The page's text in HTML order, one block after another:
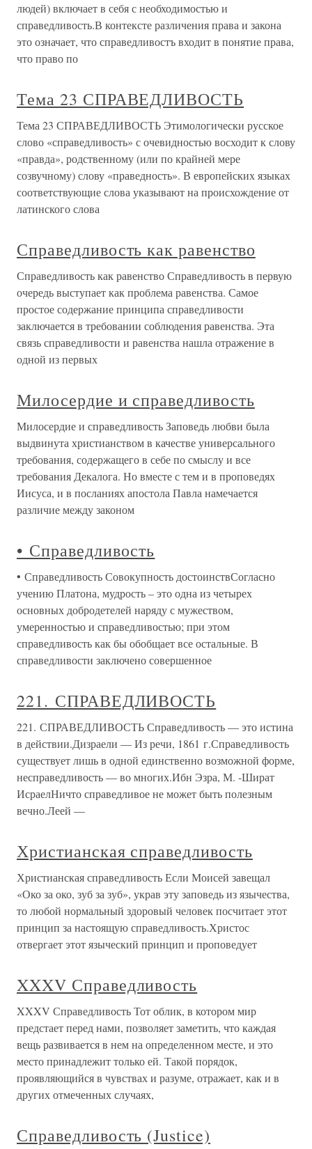
людей) включает в себя с необходимостью и
справедливость.В контексте различения права и закона
это означает, что справедливостъ входит в понятие права,
что право по
Тема 23 СПРАВЕДЛИВОСТЬ
Тема 23 СПРАВЕДЛИВОСТЬ Этимологически русское
слово «справедливость» с очевидностью восходит к слову
«правда», родственному (или по крайней мере
созвучному) слову «праведность». В европейских языках
соответствующие слова указывают на происхождение от
латинского слова
Справедливость как равенство
Справедливость как равенство Справедливость в первую
очередь выступает как проблема равенства. Самое
простое содержание принципа справедливости
заключается в требовании соблюдения равенства. Эта
связь справедливости и равенства нашла отражение в
одной из первых
Милосердие и справедливость
Милосердие и справедливость Заповедь любви была
выдвинута христианством в качестве универсального
требования, содержащего в себе по смыслу и все
требования Декалога. Но вместе с тем и в проповедях
Иисуса, и в посланиях апостола Павла намечается
различие между законом
• Справедливость
• Справедливость Совокупность достоинствСогласно
учению Платона, мудрость – это одна из четырех
основных добродетелей наряду с мужеством,
умеренностью и справедливостью; при этом
справедливость как бы обобщает все остальные. В
справедливости заключено совершенное
221. СПРАВЕДЛИВОСТЬ
221. СПРАВЕДЛИВОСТЬ Справедливость — это истина
в действии.Дизраели — Из речи, 1861 г.Справедливость
существует лишь в одной единственно возможной форме,
несправедливость — во многих.Ибн Эзра, М. -Шират
ИсраелНичто справедливое не может быть полезным
вечно.Леей —
Христианская справедливость
Христианская справедливость Если Моисей завещал
«Око за око, зуб за зуб», украв эту заповедь из язычества,
то любой нормальный здоровый человек посчитает этот
принцип за настоящую справедливость.Христос
отвергает этот языческий принцип и проповедует
XXXV Справедливость
XXXV Справедливость Тот облик, в котором мир
предстает перед нами, позволяет заметить, что каждая
вещь развивается в нем на определенном месте, и это
место принадлежит только ей. Такой порядок,
проявляющийся в чувствах и разуме, отражает, как и в
других отмеченных случаях,
Справедливость (Justice)